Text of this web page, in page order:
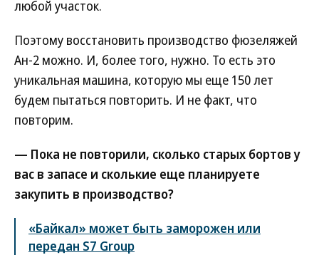
любой участок.
Поэтому восстановить производство фюзеляжей
Ан-2 можно. И, более того, нужно. То есть это
уникальная машина, которую мы еще 150 лет
будем пытаться повторить. И не факт, что
повторим.
— Пока не повторили, сколько старых бортов у
вас в запасе и сколькие еще планируете
закупить в производство?
«Байкал» может быть заморожен или
передан S7 Group